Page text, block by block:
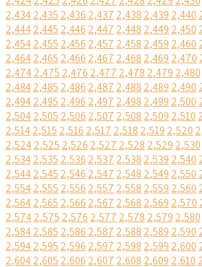
2,4342,435 2,436 2,437 2,438 2,439 2,440
2,4442,445 2,446 2,447 2,448 2,449 2,450
2,4542,455 2,456 2,457 2,458 2,459 2,460
2,4642,465 2,466 2,467 2,468 2,469 2,470
2,4742,475 2,476 2,477 2,478 2,479 2,480
2,4842,485 2,486 2,487 2,488 2,489 2,490
2,4942,495 2,496 2,497 2,498 2,499 2,500
2,5042,505 2,506 2,507 2,508 2,509 2,510
2,5142,515 2,516 2,517 2,518 2,519 2,520
2,5242,525 2,526 2,527 2,528 2,529 2,530
2,5342,535 2,536 2,537 2,538 2,539 2,540
2,5442,545 2,546 2,547 2,548 2,549 2,550
2,5542,555 2,556 2,557 2,558 2,559 2,560
2,5642,565 2,566 2,567 2,568 2,569 2,570
2,5742,575 2,576 2,577 2,578 2,579 2,580
2,5842,585 2,586 2,587 2,588 2,589 2,590
2,5942,595 2,596 2,597 2,598 2,599 2,600
2,6042,605 2,606 2,607 2,608 2,609 2,610